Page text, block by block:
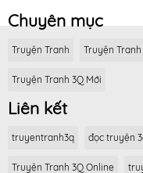
Chuyên mục
Truyện Tranh Truyện
Truyện Tranh 3Q Mới
Liên kết
truyentranh3q đọc truyện
Truyện Tranh 3Q Online